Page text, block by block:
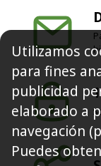
Utilizamos
para fines
publicidad
elaborado a
navegación
Puedes